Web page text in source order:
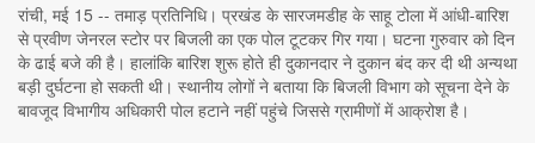
रांची, मई 15 -- तमाड़ प्रतिनिधि। प्रखंड के सारजमडीह के साहू टोला में आंधी-बारिश
से प्रवीण जेनरल स्टोर पर बिजली का एक पोल टूटकर गिर गया। घटना गुरुवार को दिन
के ढाई बजे की है। हालांकि बारिश शुरू होते ही दुकानदार ने दुकान बंद कर दी थी अन्यथा
बड़ी दुर्घटना हो सकती थी। स्थानीय लोगों ने बताया कि बिजली विभाग को सूचना देने के
बावजूद विभागीय अधिकारी पोल हटाने नहीं पहुंचे जिससे ग्रामीणों में आक्रोश है।